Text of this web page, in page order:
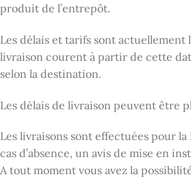
produit de l’entrepôt.
Les délais et tarifs sont actuellement
livraison courent à partir de cette
selon la destination.
Les délais de livraison peuvent être
Les livraisons sont effectuées pour
cas d’absence, un avis de mise en
A tout moment vous avez la